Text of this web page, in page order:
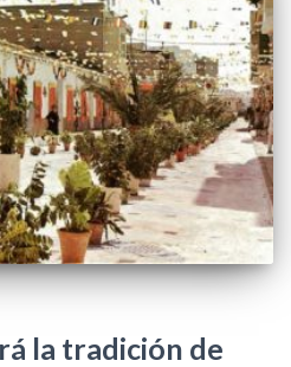
la tradición de